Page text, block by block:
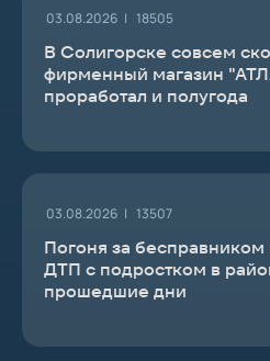
03.08.2026 | 18505
В Солигорске совсем
фирменный магазин
проработал и полугода
03.08.2026 | 13507
Погоня за бесправником
ДТП с подростком в
прошедшие дни